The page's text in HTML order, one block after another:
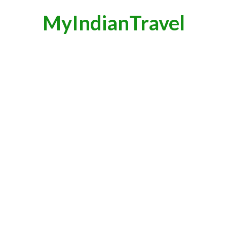
MyIndianTravel